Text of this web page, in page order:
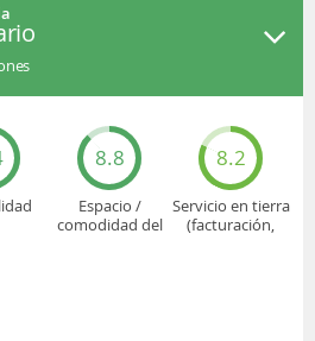
8.8
Espacio /
comodidad del
8.2
Servicio en tierra
(facturación,